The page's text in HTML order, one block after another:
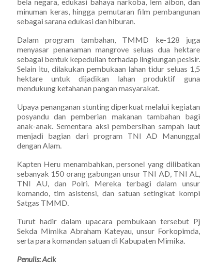
minuman keras, hingga pemutaran film pembangunan
sebagai sarana edukasi dan hiburan.
Dalam program tambahan, TMMD ke-128 juga
menyasar penanaman mangrove seluas dua hektare
sebagai bentuk kepedulian terhadap lingkungan pesisir.
Selain itu, dilakukan pembukaan lahan tidur seluas 1,5
hektare untuk dijadikan lahan produktif guna
mendukung ketahanan pangan masyarakat.
Upaya penanganan stunting diperkuat melalui kegiatan
posyandu dan pemberian makanan tambahan bagi
anak-anak. Sementara aksi pembersihan sampah laut
menjadi bagian dari program TNI AD Manunggal
dengan Alam.
Kapten Heru menambahkan, personel yang dilibatkan
sebanyak 150 orang gabungan unsur TNI AD, TNI AL,
TNI AU, dan Polri. Mereka terbagi dalam unsur
komando, tim asistensi, dan satuan setingkat kompi
Satgas TMMD.
Turut hadir dalam upacara pembukaan tersebut Pj
Sekda Mimika Abraham Kateyau, unsur Forkopimda,
serta para komandan satuan di Kabupaten Mimika.
Penulis: Acik